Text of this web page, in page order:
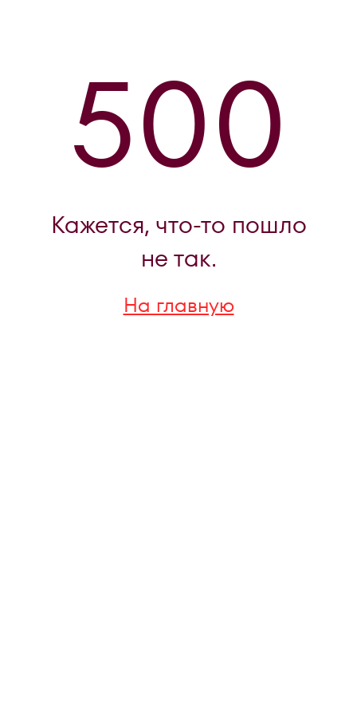
500
Кажется, что-то пошло
не так.
На главную